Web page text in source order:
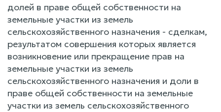
долей в праве общей собственности на
земельные участки из земель
сельскохозяйственного назначения - сделкам,
результатом совершения которых является
возникновение или прекращение прав на
земельные участки из земель
сельскохозяйственного назначения и доли в
праве общей собственности на земельные
участки из земель сельскохозяйственного